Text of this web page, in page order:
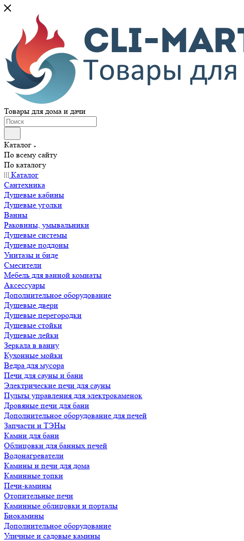
Товары для дома и дачи
Каталог
По всему сайту
По каталогу
Каталог
Сантехника
Душевые кабины
Душевые уголки
Ванны
Раковины, умывальники
Душевые системы
Душевые поддоны
Унитазы и биде
Смесители
Мебель для ванной комнаты
Аксессуары
Дополнительное оборудование
Душевые двери
Душевые перегородки
Душевые стойки
Душевые лейки
Зеркала в ванну
Кухонные мойки
Ведра для мусора
Печи для сауны и бани
Электрические печи для сауны
Пульты управления для электрокаменок
Дровяные печи для бани
Дополнительное оборудование для печей
Запчасти и ТЭНы
Камни для бани
Облицовки для банных печей
Водонагреватели
Камины и печи для дома
Каминные топки
Печи-камины
Отопительные печи
Каминные облицовки и порталы
Биокамины
Дополнительное оборудование
Уличные и садовые камины